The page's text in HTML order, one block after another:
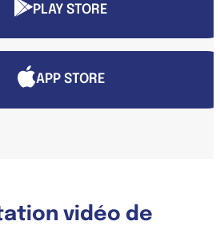
PLAY STORE
APP STORE
vidéo de